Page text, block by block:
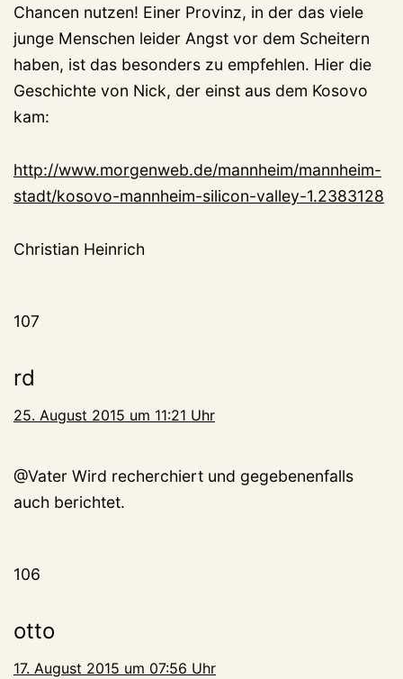
Chancen nutzen! Einer Provinz, in der das viele
junge Menschen leider Angst vor dem Scheitern
haben, ist das besonders zu empfehlen. Hier die
Geschichte von Nick, der einst aus dem Kosovo
kam:
http://www.morgenweb.de/mannheim/mannheim-
stadt/kosovo-mannheim-silicon-valley-1.2383128
Christian Heinrich
107
rd
25. August 2015 um 11:21 Uhr
@Vater Wird recherchiert und gegebenenfalls
auch berichtet.
106
otto
17. August 2015 um 07:56 Uhr